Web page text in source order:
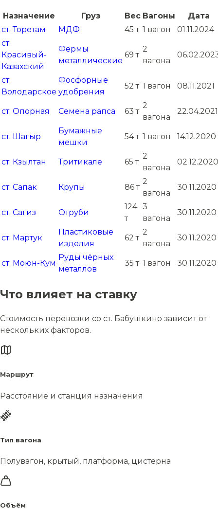
Назначение Груз Вес Вагоны
Дата
ст. Торетам
МДФ 45 т 1 вагон
01.11.2024
ст.
Красивый-
Казахский
Фермы
металлические
69 т
2
вагона
ст.
Володарское
Фосфорные
удобрения
52 т 1 вагон 08.11.2021
ст. Опорная Семена рапса 63 т
2
вагона
22.04.2021
ст. Шагыр
Бумажные
мешки
54 т 1 вагон 14.12.2020
ст. Кзылтан Тритикале 65 т
2
вагона
02.12.2020
ст. Сапак Крупы 86 т
2
вагона
30.11.2020
ст. Сагиз Отруби
124
т
3
вагона
30.11.2020
ст. Мартук
Пластиковые
изделия
62 т
2
вагона
30.11.2020
ст. Моюн-Кум
Руды чёрных
металлов
35 т 1 вагон 30.11.2020
Что влияет на ставку
Стоимость перевозки со ст. Бабушкино зависит от
нескольких факторов.
Маршрут
Расстояние и станция назначения
Тип вагона
Полувагон, крытый, платформа, цистерна
Объём